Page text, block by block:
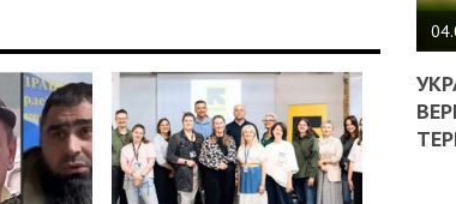
НА